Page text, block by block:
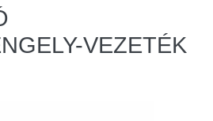
VEZETÉK